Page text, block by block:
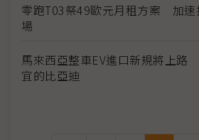
零跑T03祭49歐元月租方案 加速
場
馬來西亞整車EV進口新規將上
宜的比亞迪